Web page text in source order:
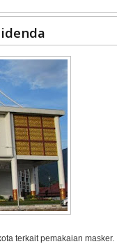
terkait pemakaian